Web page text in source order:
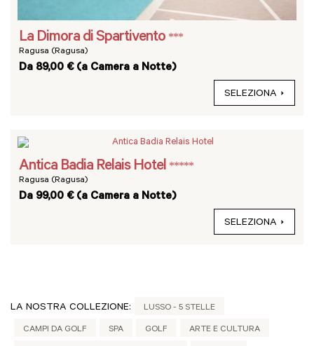
La Dimora di Spartivento ***
Ragusa (Ragusa)
Da 89,00 € (a Camera a Notte)
SELEZIONA
Antica Badia Relais Hotel *****
Ragusa (Ragusa)
Da 99,00 € (a Camera a Notte)
SELEZIONA
LA NOSTRA COLLEZIONE: LUSSO - 5 STELLE
CAMPI DA GOLF SPA GOLF ARTE E CULTURA